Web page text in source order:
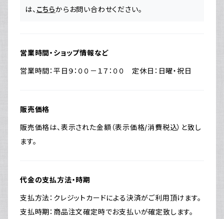
は、 こちらからお問い合わせください。
営業時間・ショップ情報など
営業時間：平日９：００－１７：００ 定休日：日曜・祝日
販売価格
販売価格は、表示された金額（表示価格/消費税込）と致し
ます。
代金の支払方法・時期
支払方法：クレジットカードによる決済がご利用頂けます。
支払時期：商品注文確定時でお支払いが確定致します。